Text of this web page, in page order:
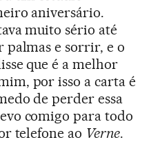
aniversário.
muito sério até
palmas e sorrir, e o
que é a melhor
por isso a carta é
de perder essa
comigo para todo
telefone ao Verne.